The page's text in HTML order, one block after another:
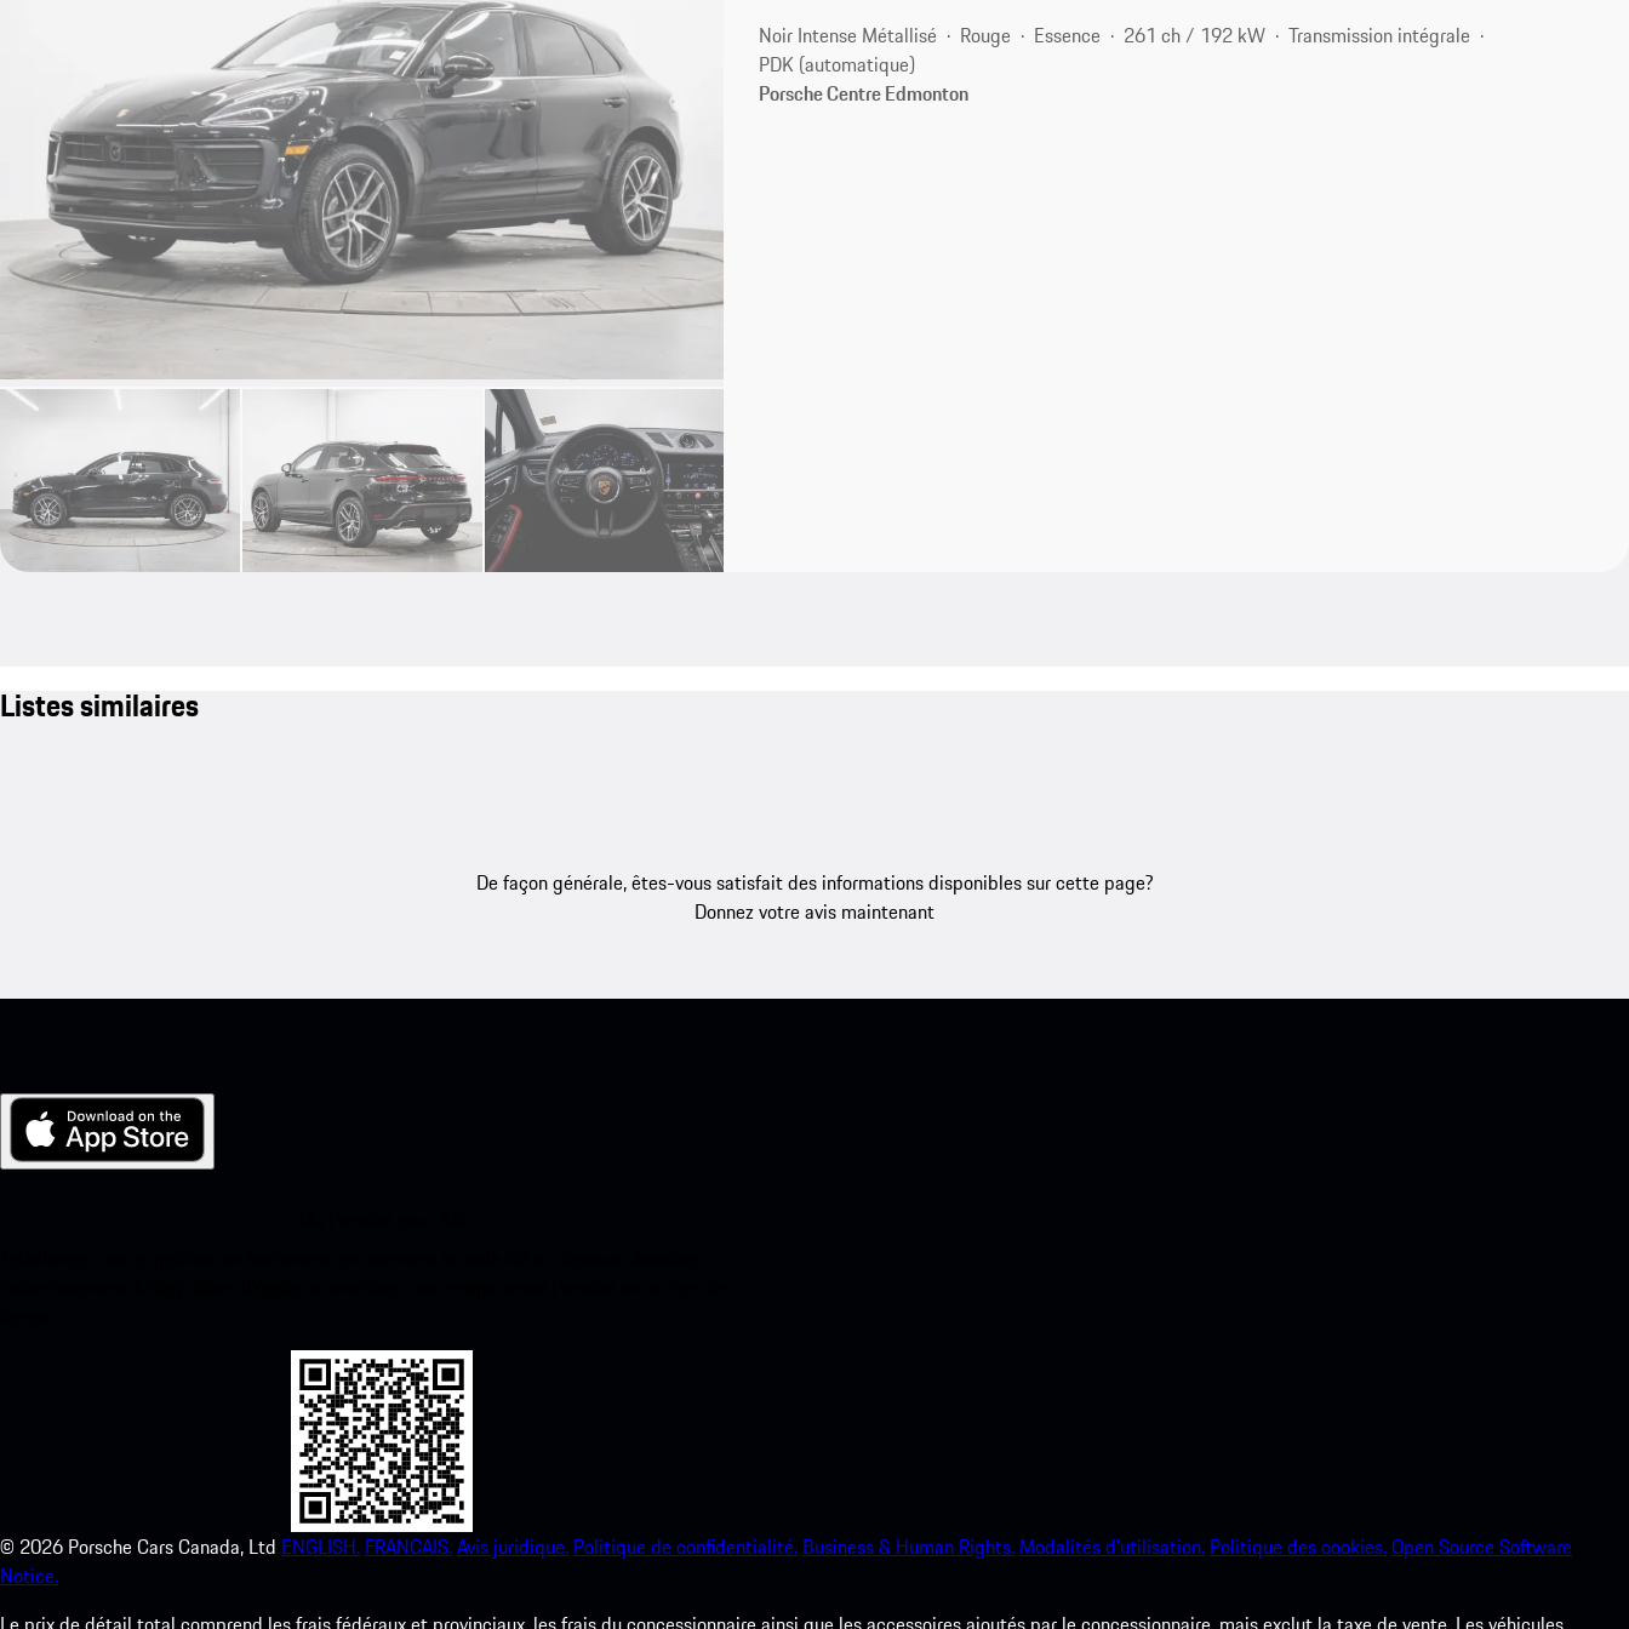
Noir Intense Métallisé Rouge Essence 261 ch / 192 kW
Transmission intégrale
PDK (automatique)
Porsche Centre Edmonton
Listes similaires
De façon générale, êtes-vous satisfait des informations disponibles sur cette page?
Donnez votre avis maintenant
© 2026 Porsche Cars Canada, Ltd ENGLISH. FRANCAIS.Avis juridique. Politique de confidentialité. Business & Human Rights. Modalités d’utilisation. Politique des cookies.Open Source Software
Notice.